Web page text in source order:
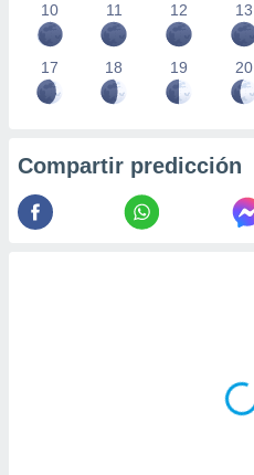
10 11 12 13
17 18 19 20
Compartir predicción